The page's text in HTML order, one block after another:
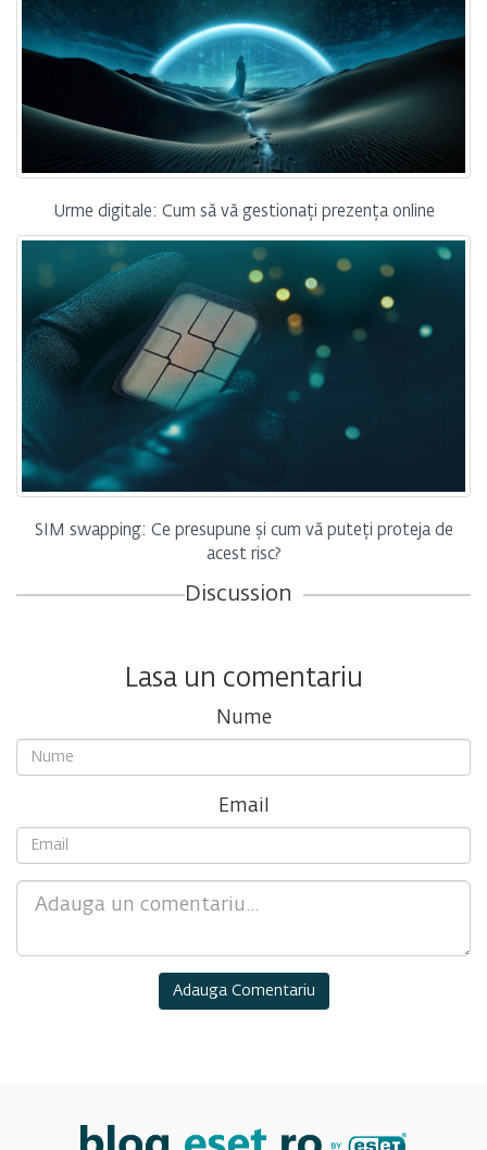
Urme digitale: Cum să vă gestionați prezența online
SIM swapping: Ce presupune și cum vă puteți proteja de
acest risc?
Discussion
Lasa un comentariu
Nume
Email